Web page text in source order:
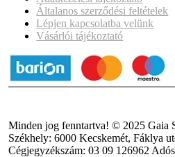
Általanos szerződési feltételek
Lépjen kapcsolatba velünk
Vásárlói tájékoztató
Minden jog fenntartva! © 2025 Gaia
Székhely: 6000 Kecskemét, Fáklya
Cégjegyzékszám: 03 09 126962